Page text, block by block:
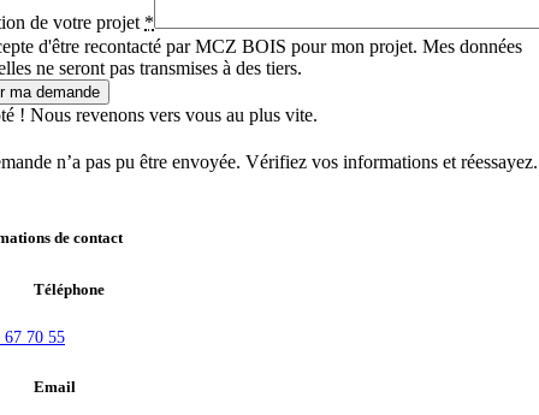
de votre projet *
d'être recontacté par MCZ BOIS pour mon projet. Mes données
ne seront pas transmises à des tiers.
ma demande
! Nous revenons vers vous au plus vite.
n’a pas pu être envoyée. Vérifiez vos informations et réessayez.
de contact
Téléphone
67 70 55
Email